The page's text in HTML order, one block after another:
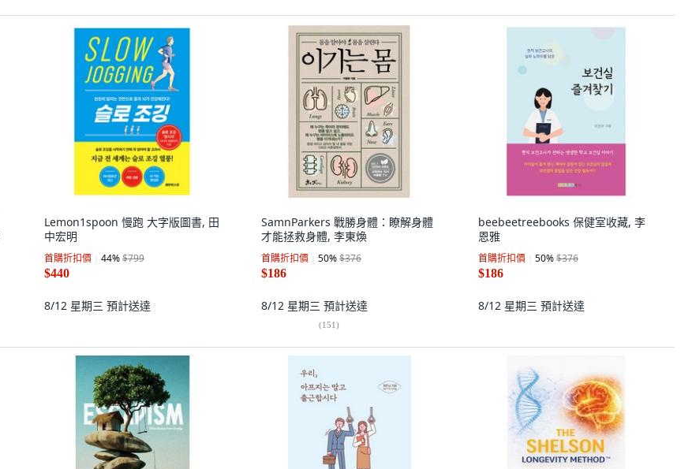
Lemon1spoon 慢跑 大字版圖書, 田
中宏明
首購折扣價 44%$799
$440
8/12 星期三 預計送達
SamnParkers 戰勝身體：瞭解身體
才能拯救身體, 李東煥
首購折扣價 50%$376
$186
8/12 星期三 預計送達
(151)
beebeetreebooks 保健室收藏, 李
恩雅
首購折扣價 50%$376
$186
8/12 星期三 預計送達